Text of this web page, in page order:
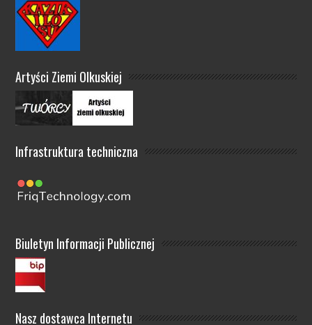
Artyści Ziemi Olkuskiej
Infrastruktura techniczna
Biuletyn Informacji Publicznej
Nasz dostawca Internetu